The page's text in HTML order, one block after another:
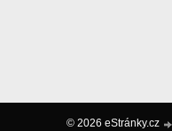
© 2026 eStránky.cz